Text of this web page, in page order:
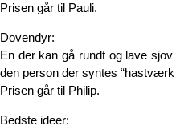
Prisen går til Pauli.
Dovendyr:
En der kan gå rundt og lave
den person der syntes
Prisen går til Philip.
Bedste ideer: